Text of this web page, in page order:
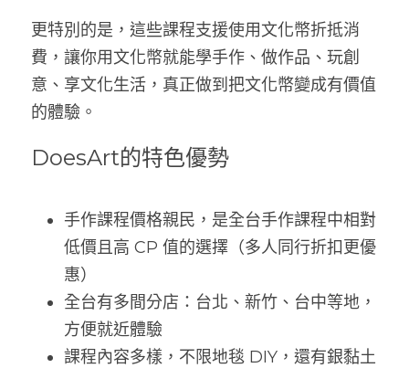
更特別的是，這些課程支援使用文化幣折抵消
費，讓你用文化幣就能學手作、做作品、玩創
意、享文化生活，真正做到把文化幣變成有價值
的體驗。
DoesArt的特色優勢
手作課程價格親民，是全台手作課程中相對
低價且高 CP 值的選擇（多人同行折扣更優
惠）
全台有多間分店：台北、新竹、台中等地，
方便就近體驗
課程內容多樣，不限地毯 DIY，還有銀黏土